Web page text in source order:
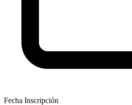
Fecha Inscripción